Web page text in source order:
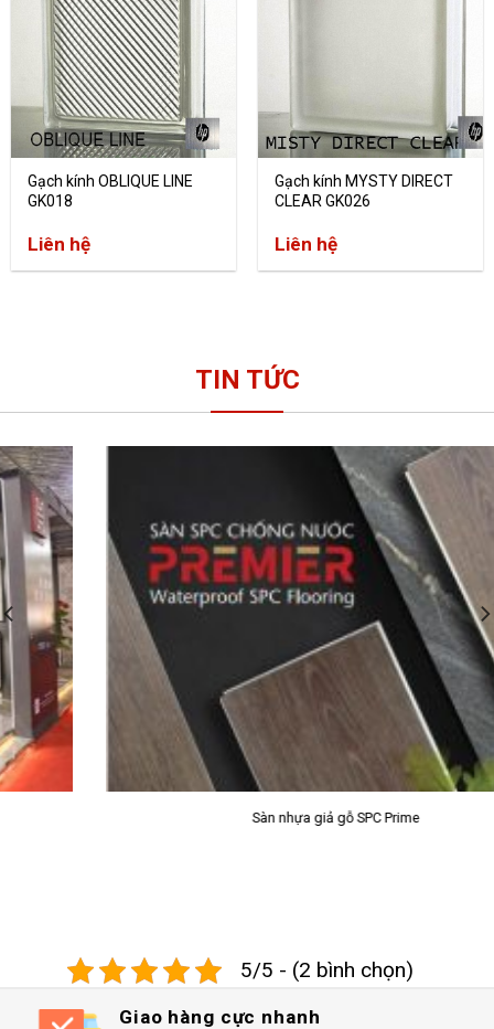
Gạch kính OBLIQUE LINE
GK018
Liên hệ
Gạch kính MYSTY DIRECT
CLEAR GK026
Liên hệ
TIN TỨC
Sàn nhựa giả gỗ SPC Prime
5/5 - (2 bình chọn)
Giao hàng cực nhanh